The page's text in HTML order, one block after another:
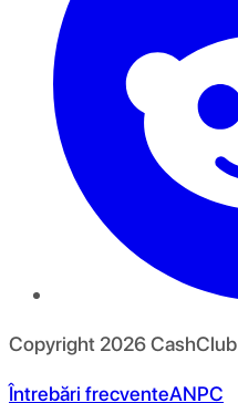
Copyright 2026CashClub
Întrebări frecventeANPC